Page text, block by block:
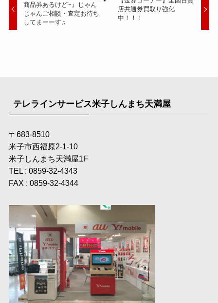
商品券あるけど~』じゃん
じゃんご相談・査定お待ち
してまーーす♫
店共通券買取り強化
中！！！
テレラインサービス米子しんまち天満屋
〒683-8510
米子市西福原2-1-10
米子しんまち天満屋1F
TEL : 0859-32-4343
FAX : 0859-32-4344